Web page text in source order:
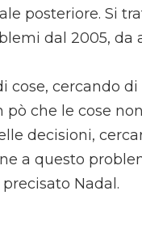
posteriore. Si
dal 2005,
cose, cercando
pò che le cose
decisioni,
a questo
Nadal.